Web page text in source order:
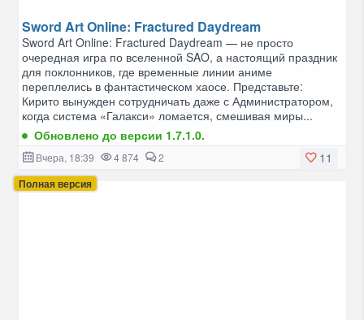
Sword Art Online: Fractured Daydream
Sword Art Online: Fractured Daydream — не просто
очередная игра по вселенной SAO, а настоящий праздник
для поклонников, где временные линии аниме
переплелись в фантастическом хаосе. Представьте:
Кирито вынужден сотрудничать даже с Администратором,
когда система «Галакси» ломается, смешивая миры...
Обновлено до версии 1.7.1.0.
11
Вчера, 18:39 4 874 2
Полная версия